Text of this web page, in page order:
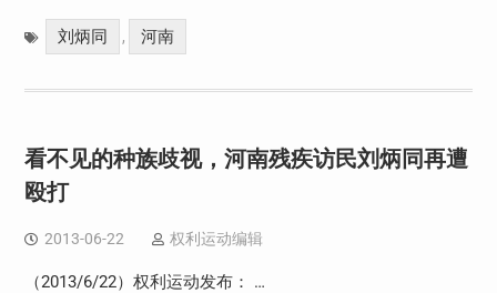
刘炳同 , 河南
看不见的种族歧视，河南残疾访民刘炳同再遭
殴打
2013-06-22 权利运动编辑
（2013/6/22）权利运动发布： …